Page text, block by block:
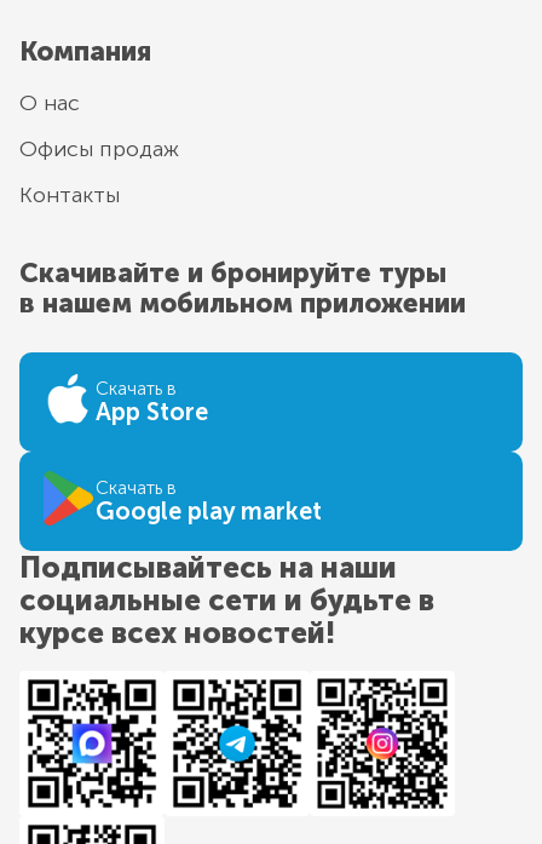
Компания
О нас
Офисы продаж
Контакты
Скачивайте и бронируйте туры
в нашем мобильном приложении
Скачать в
App Store
Скачать в
Google play market
Подписывайтесь на наши
социальные сети и будьте в
курсе всех новостей!